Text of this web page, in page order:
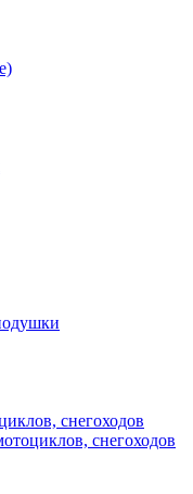
снегоходов
снегоходов